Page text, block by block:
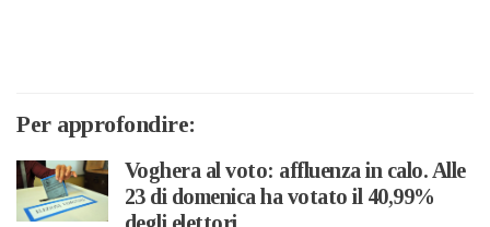
Per approfondire:
Voghera al voto: affluenza in calo. Alle
23 di domenica ha votato il 40,99%